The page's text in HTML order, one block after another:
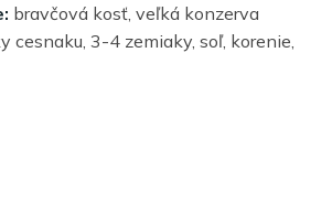
bravčová kosť, veľká konzerva
cesnaku, 3-4 zemiaky, soľ, korenie,